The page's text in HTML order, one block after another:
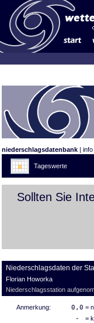
niederschlagsdatenbank | info
Tageswerte
Sollten Sie
Niederschlagsdaten der
Florian Howorka
Niederschlagsstation
Anmerkung: 0,0 =
- =